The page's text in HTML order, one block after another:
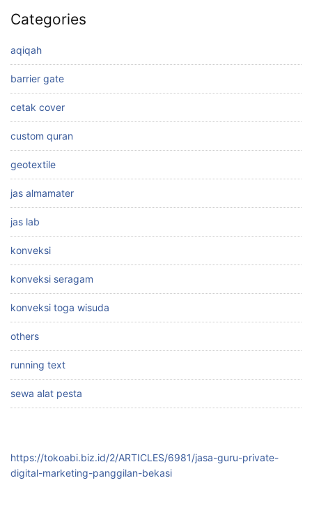
Categories
aqiqah
barrier gate
cetak cover
custom quran
geotextile
jas almamater
jas lab
konveksi
konveksi seragam
konveksi toga wisuda
others
running text
sewa alat pesta
https://tokoabi.biz.id/2/ARTICLES/6981/jasa-guru-private-
digital-marketing-panggilan-bekasi